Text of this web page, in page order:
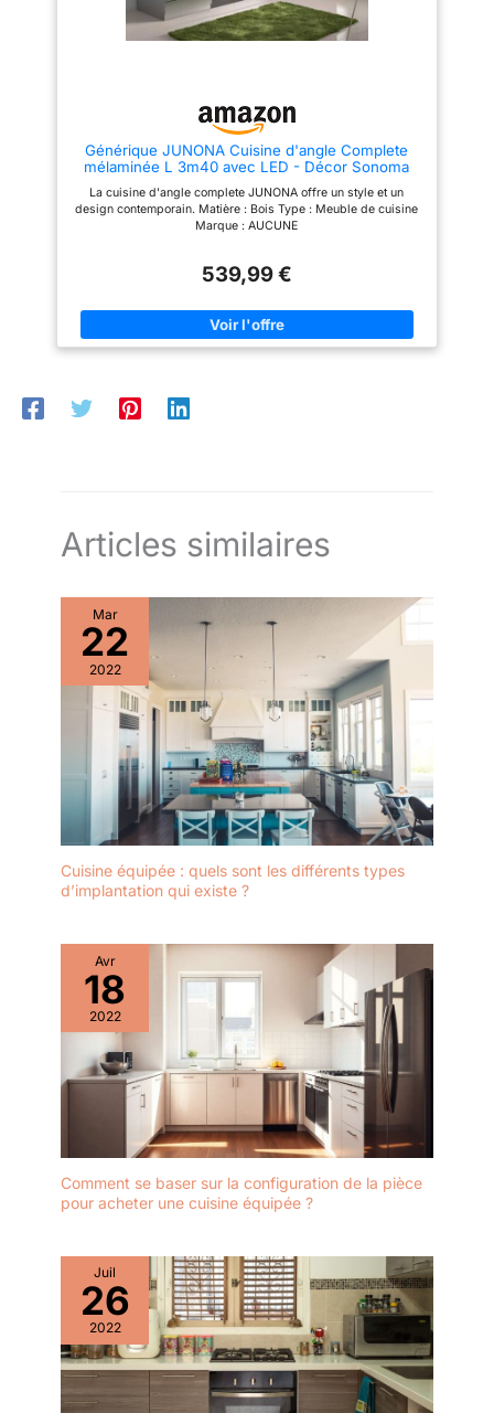
électroménagers et les
décorations ne sont pas
Générique JUNONA Cuisine d'angle Complete
mélaminée L 3m40 avec LED - Décor Sonoma
La cuisine d'angle complete JUNONA offre un style et un
design contemporain. Matière : Bois Type : Meuble de cuisine
Marque : AUCUNE
539,99 €
Articles similaires
Mar
22
2022
Cuisine équipée : quels sont les différents types
d’implantation qui existe ?
Avr
18
2022
Comment se baser sur la configuration de la pièce
pour acheter une cuisine équipée ?
Juil
26
2022